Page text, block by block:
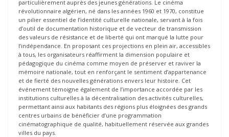
particulièrement auprès des jeunes générations. Le cinéma
révolutionnaire algérien, né dans les années 1960 et 1970, constitue
un pilier essentiel de l’identité culturelle nationale, servant à la fois
d’outil de documentation historique et de vecteur de transmission
des valeurs de résistance et de liberté qui ont marqué la lutte pour
l’indépendance. En proposant ces projections en plein air, accessibles
à tous, les organisateurs réaffirment la dimension populaire et
pédagogique du cinéma comme moyen de préserver et raviver la
mémoire nationale, tout en renforçant le sentiment d’appartenance
et de fierté des nouvelles générations envers leur histoire. Cet
événement témoigne également de l’importance accordée par les
institutions culturelles à la décentralisation des activités culturelles,
permettant ainsi aux habitants des régions plus éloignées des grands
centres urbains de bénéficier d’une programmation
cinématographique de qualité, habituellement réservée aux grandes
villes du pays.